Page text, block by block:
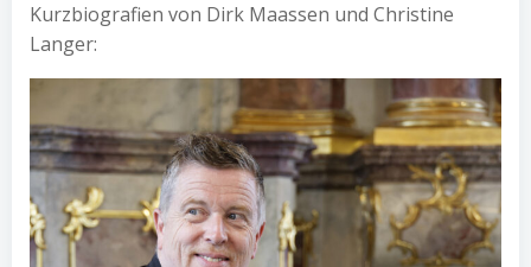
Kurzbiografien von Dirk Maassen und Christine
Langer: